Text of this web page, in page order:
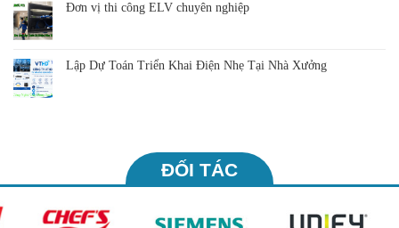
Đơn vị thi công ELV chuyên nghiệp
Lập Dự Toán Triển Khai Điện Nhẹ Tại Nhà Xưởng
ĐỐI TÁC